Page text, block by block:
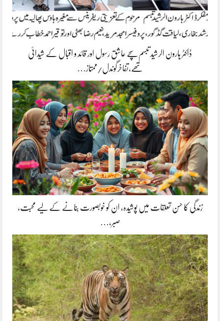
ڈاکٹر ہارون الرشید تبسم سچے عاشق رسول اور قائد و اقبال کے شیدائی
تھے،تفاخرگوندل/ممتاز…
زندگی کا حسن تعلقات میں پوشیدہ, ان کو خوبصورت بنانے کے لیے محبت،
صبر،…